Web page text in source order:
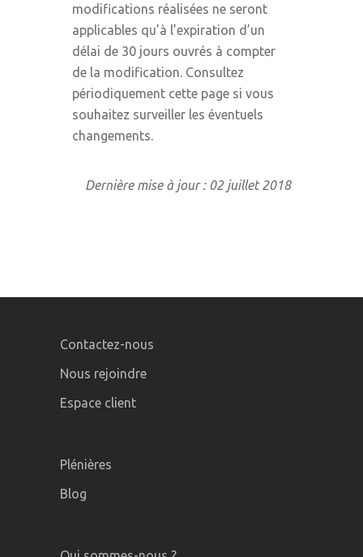
modifications réalisées ne seront
applicables qu’à l’expiration d’un
délai de 30 jours ouvrés à compter
de la modification. Consultez
périodiquement cette page si vous
souhaitez surveiller les éventuels
changements.
Dernière mise à jour : 02 juillet 2018
Contactez-nous
Nous rejoindre
Espace client
Plénières
Blog